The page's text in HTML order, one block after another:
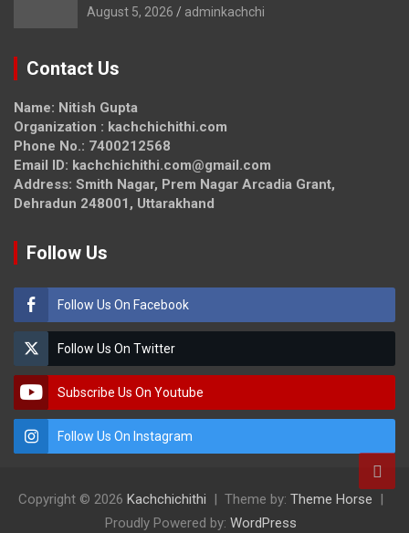
August 5, 2026 adminkachchi
Contact Us
Name: Nitish Gupta
Organization : kachchichithi.com
Phone No.: 7400212568
Email ID: kachchichithi.com@gmail.com
Address: Smith Nagar, Prem Nagar Arcadia Grant,
Dehradun 248001, Uttarakhand
Follow Us
Follow Us On Facebook
Follow Us On Twitter
Subscribe Us On Youtube
Follow Us On Instagram
Copyright © 2026 Kachchichithi Theme by: Theme Horse
Proudly Powered by: WordPress